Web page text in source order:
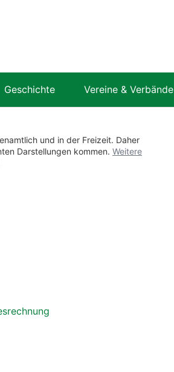
Geschichte Vereine & Verbände
und in der Freizeit. Daher
Darstellungen kommen. Weitere